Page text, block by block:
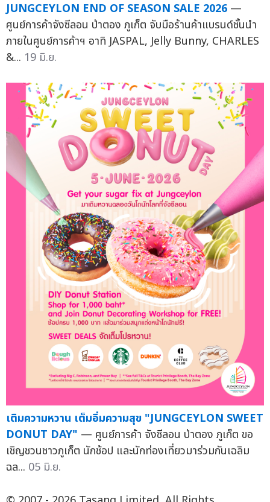
JUNGCEYLON END OF SEASON SALE 2026 —
ศูนย์การค้าจังซีลอน ป่าตอง ภูเก็ต จับมือร้านค้าแบรนด์ชั้นนำ
ภายในศูนย์การค้าฯ อาทิ JASPAL, Jelly Bunny, CHARLES
&... 19 มิ.ย.
เติมความหวาน เต็มอิ่มความสุข "JUNGCEYLON SWEET
DONUT DAY" — ศูนย์การค้า จังซีลอน ป่าตอง ภูเก็ต ขอ
เชิญชวนชาวภูเก็ต นักช้อป และนักท่องเที่ยวมาร่วมกันเฉลิม
ฉล... 05 มิ.ย.